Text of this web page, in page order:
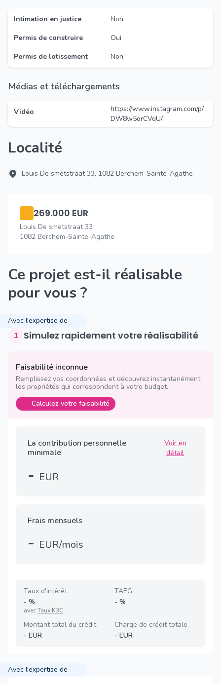
Intimation en justice
Non
Permis de construire
Oui
Permis de lotissement
Non
Médias et téléchargements
Vidéo
https://www.instagram.com/p/
DW8w5orCVqU/
Localité
Louis De smetstraat 33, 1082 Berchem-Sainte-Agathe
269.000 EUR
Louis De smetstraat 33
1082 Berchem-Sainte-Agathe
Ce projet est-il réalisable
pour vous ?
Avec l'expertise de
1 Simulez rapidement votre réalisabilité
Faisabilité inconnue
Remplissez vos coordonnées et découvrez instantanément
les propriétés qui correspondent à votre budget.
Calculez votre faisabilité
La contribution personnelle
minimale
Voir en
détail
- EUR
Frais mensuels
- EUR/mois
Taux d'intérêt
- %
avecTaux KBC
TAEG
- %
Montant total du crédit
- EUR
Charge de crédit totale
- EUR
Avec l'expertise de